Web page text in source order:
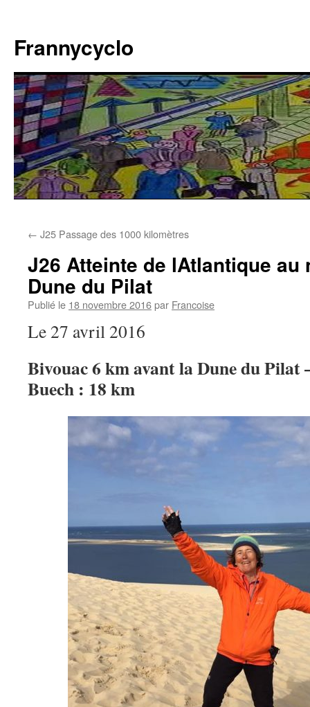
contenu
Frannycyclo
← J25 Passage des 1000 kilomètres
J26 Atteinte de lAtlantique au
Dune du Pilat
Publié le 18 novembre 2016par Francoise
Le 27 avril 2016
Bivouac 6 km avant la Dune du Pilat
Buech : 18 km